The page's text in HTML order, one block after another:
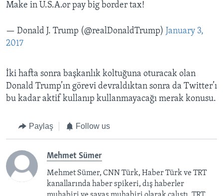
Make in U.S.A.or pay big border tax!
— Donald J. Trump (@realDonaldTrump) January 3,
2017
İki hafta sonra başkanlık koltuğuna oturacak olan
Donald Trump’ın görevi devraldıktan sonra da Twitter’ı
bu kadar aktif kullanıp kullanmayacağı merak konusu.
Paylaş Follow us
Mehmet Sümer
Mehmet Sümer, CNN Türk, Haber Türk ve TRT
kanallarında haber spikeri, dış haberler